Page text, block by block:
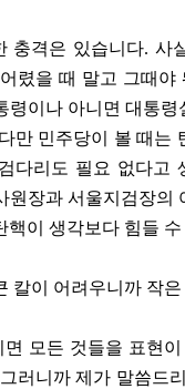
충격은 있습니다. 사
렸을 때 말고 그때
령이나 아니면 대통
만 민주당이 볼 때는
다리도 필요 없다고
원장과 서울지검장의
핵이 생각보다 힘들
칼이 어려우니까 작은
모든 것들을 표현
러니까 제가 말씀드